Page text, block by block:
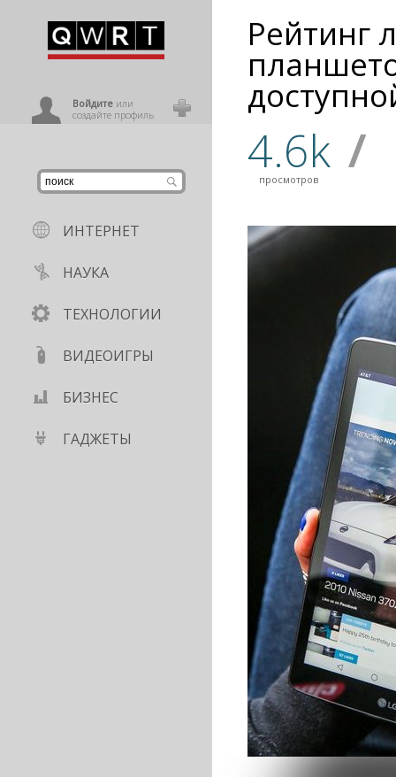
Войдитеили
создайте профиль
ИНТЕРНЕТ
НАУКА
ТЕХНОЛОГИИ
ВИДЕОИГРЫ
БИЗНЕС
ГАДЖЕТЫ
Рейтинг
4.6k
просмотров /